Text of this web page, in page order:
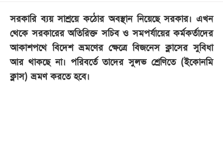
সব
বিভাগ
ছবি
সরকারি ব্যয় সাশ্রয়ে কঠোর অবস্থান নিয়েছে সরকার। এখন
থেকে সরকারের অতিরিক্ত সচিব ও সমপর্যায়ের কর্মকর্তাদের
আকাশপথে বিদেশ ভ্রমণের ক্ষেত্রে বিজনেস ক্লাসের সুবিধা
আর থাকছে না। পরিবর্তে তাদের সুলভ শ্রেণিতে (ইকোনমি
ক্লাস) ভ্রমণ করতে হবে।